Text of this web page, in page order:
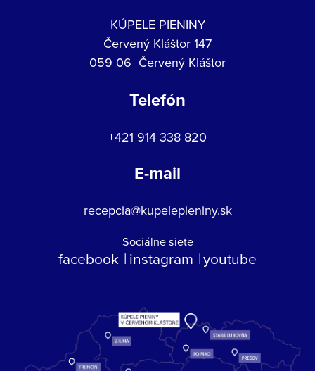
KÚPELE PIENINY
Červený Kláštor 147
059 06 Červený Kláštor
Telefón
+421 914 338 820
E-mail
recepcia@kupelepieniny.sk
Sociálne siete
facebook instagram youtube